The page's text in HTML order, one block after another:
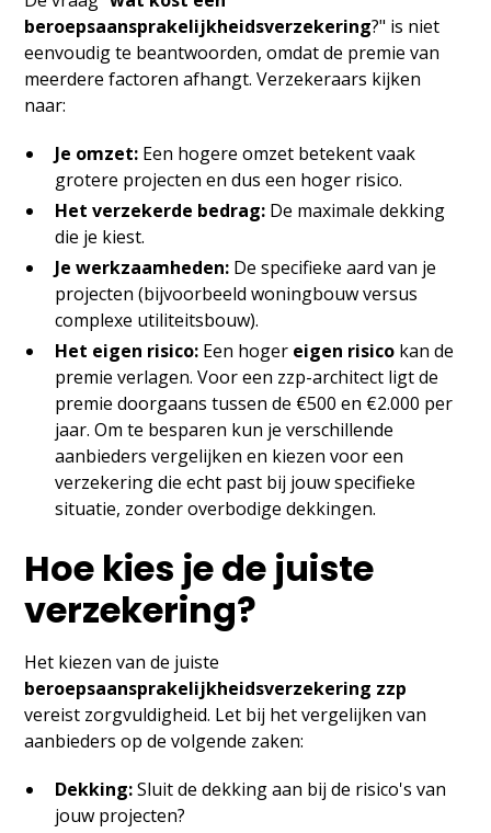
beroepsaansprakelijkheidsverzekering?" is niet
eenvoudig te beantwoorden, omdat de premie van
meerdere factoren afhangt. Verzekeraars kijken
naar:
Je omzet: Een hogere omzet betekent vaak
grotere projecten en dus een hoger risico.
Het verzekerde bedrag: De maximale dekking
die je kiest.
Je werkzaamheden: De specifieke aard van je
projecten (bijvoorbeeld woningbouw versus
complexe utiliteitsbouw).
Het eigen risico: Een hoger eigen risico kan de
premie verlagen. Voor een zzp-architect ligt de
premie doorgaans tussen de €500 en €2.000 per
jaar. Om te besparen kun je verschillende
aanbieders vergelijken en kiezen voor een
verzekering die echt past bij jouw specifieke
situatie, zonder overbodige dekkingen.
Hoe kies je de juiste
verzekering?
Het kiezen van de juiste
beroepsaansprakelijkheidsverzekering zzp
vereist zorgvuldigheid. Let bij het vergelijken van
aanbieders op de volgende zaken:
Dekking:Sluit de dekking aan bij de risico's van
jouw projecten?